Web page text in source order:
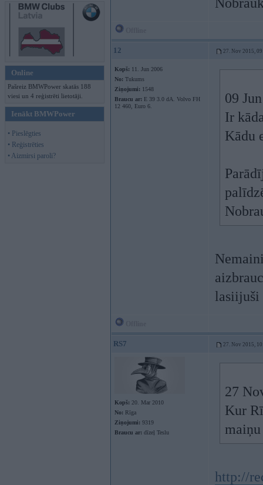
Online
Pašreiz BMWPower skatās 188
viesi un 4 reģistrēti lietotāji.
Ienākt BMWPower
• Pieslēgties
• Reģistrēties
• Aizmirsi paroli?
12 27. Nov 2015,
Kopš: 11. Jun 2006
No: Tukums
Ziņojumi: 1548
Braucu ar: E 39 3.0 dA. Volvo FH
12 460, Euro 6.
09
Ir
Kādu
lasiijuši
RS7 27. Nov 2015,
Kopš: 20. Mar 2010
No: Rīga
Ziņojumi: 9319
Braucu ar: dīzeļ Teslu
27
Kur
http://